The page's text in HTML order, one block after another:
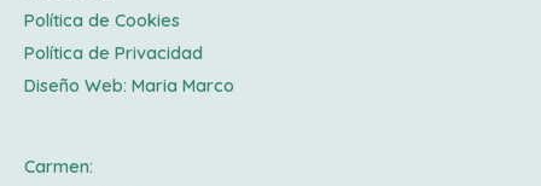
Política de Cookies
Política de Privacidad
Diseño Web: Maria Marco
Carmen: